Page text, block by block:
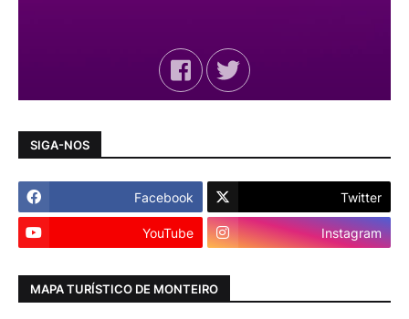
SIGA-NOS
Facebook Twitter
YouTube Instagram
MAPA TURÍSTICO DE MONTEIRO